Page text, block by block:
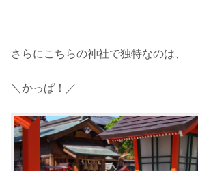
さらにこちらの神社で独特なのは、
＼かっぱ！／